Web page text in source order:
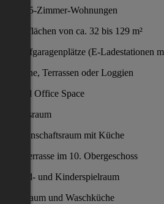
1- bis 5-Zimmer-Wohnungen
Wohnflächen von ca. 32 bis 129 m²
70 Tiefgaragenplätze (E-Ladestationen
Balkone, Terrassen oder Loggien
Shared Office Space
Fitnessraum
Gemeinschaftsraum mit Küche
Dachterrasse im 10. Obergeschoss
Jugend- und Kinderspielraum
Paketraum und Waschküche